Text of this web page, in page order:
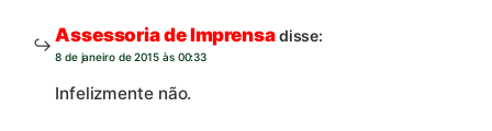
Assessoria de Imprensadisse:
8 de janeiro de 2015 às 00:33
Infelizmente não.